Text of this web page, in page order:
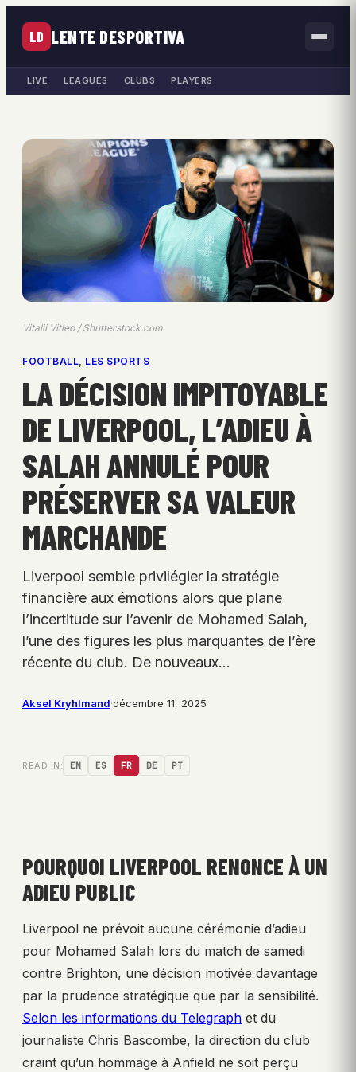
LD LENTE DESPORTIVA
LIVE LEAGUES CLUBS PLAYERS
Vitalii Vitleo / Shutterstock.com
FOOTBALL, LES SPORTS
LA DÉCISION IMPITOYABLE
DE LIVERPOOL, L’ADIEU À
SALAH ANNULÉ POUR
PRÉSERVER SA VALEUR
MARCHANDE
Liverpool semble privilégier la stratégie
financière aux émotions alors que plane
l’incertitude sur l’avenir de Mohamed Salah,
l’une des figures les plus marquantes de l’ère
récente du club. De nouveaux…
Aksel Kryhlmand·décembre 11, 2025
READ IN: EN ES FR DE PT
POURQUOI LIVERPOOL RENONCE À UN
ADIEU PUBLIC
Liverpool ne prévoit aucune cérémonie d’adieu
pour Mohamed Salah lors du match de samedi
contre Brighton, une décision motivée davantage
par la prudence stratégique que par la sensibilité.
Selon les informations du Telegraph et du
journaliste Chris Bascombe, la direction du club
craint qu’un hommage à Anfield ne soit perçu